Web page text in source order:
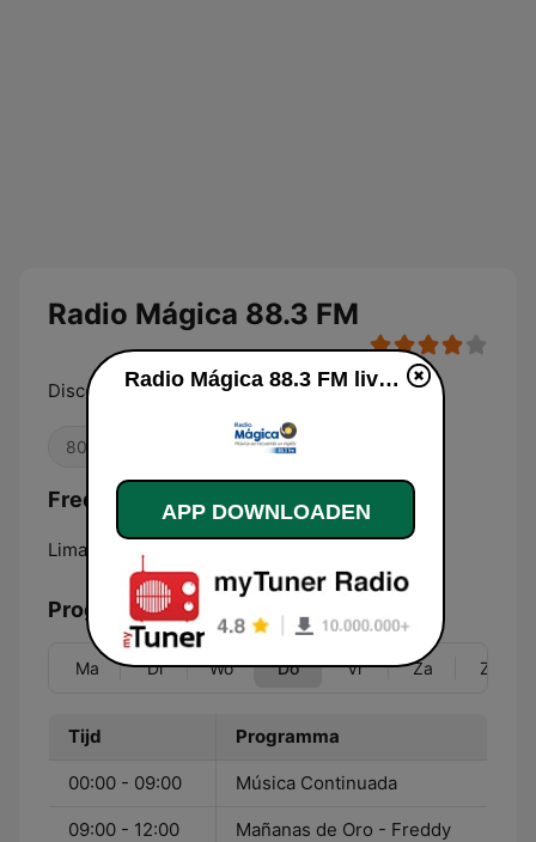
Radio Mágica 88.3 FM
Discos de Oro en Inglés
80's
Frequenties Radio Mágica 88.3 FM:
Lima: 88.3 FM
Programma
Ma Di Wo Do Vr Za Zo
Tijd Programma
00:00 - 09:00 Música Continuada
09:00 - 12:00
Mañanas de Oro - Freddy
Radio Mágica 88.3 FM live luisteren
APP DOWNLOADEN